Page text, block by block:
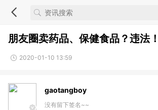
朋友圈卖药品、保健食品？违法！
2020-01-10 13:59
gaotangboy
没有留下签名~~